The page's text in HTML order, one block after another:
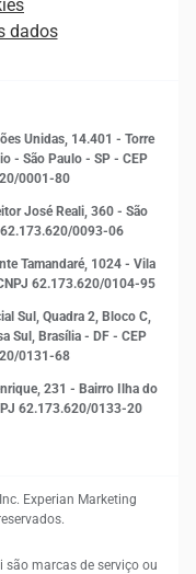
dados
Unidas, 14.401 - Torre
- São Paulo - SP - CEP
0001-80
José Reali, 360 - São
0093-06
Tamandaré, 1024 - Vila
62.173.620/0104-95
Sul, Quadra 2, Bloco C,
Sul, Brasília - DF - CEP
0131-68
231 - Bairro Ilha do
62.173.620/0133-20
Experian Marketing
são marcas de serviço ou